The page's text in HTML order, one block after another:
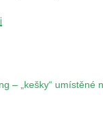
– „kešky“ umístěné